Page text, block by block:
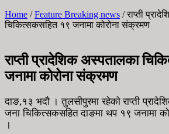
Home /Feature Breaking news /राप्ती
चिकित्सकसहित १९ जनामा कोरोना संक्रमण
राप्ती प्रादेशिक अस्पतालका
जनामा कोरोना संक्रमण
दाङ,१३ भदौ । तुलसीपुरमा रहेको राप्ती
जना चिकित्सकसहित दाङमा थप १९ जनामा
।